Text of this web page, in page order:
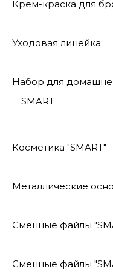
Крем-краска для
Уходовая линейка
Набор для
SMART
Косметика "SMART"
Металлические
Сменные файлы
Сменные файлы